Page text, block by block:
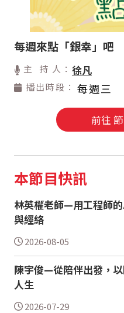
每週來點「銀幸」吧
主 持 人： 徐凡
播出時段： 每週三
前往
本節目快訊
林英權老師—用工程師
與經絡
2026-08-05
陳宇俊—從陪伴出發，
人生
2026-07-29